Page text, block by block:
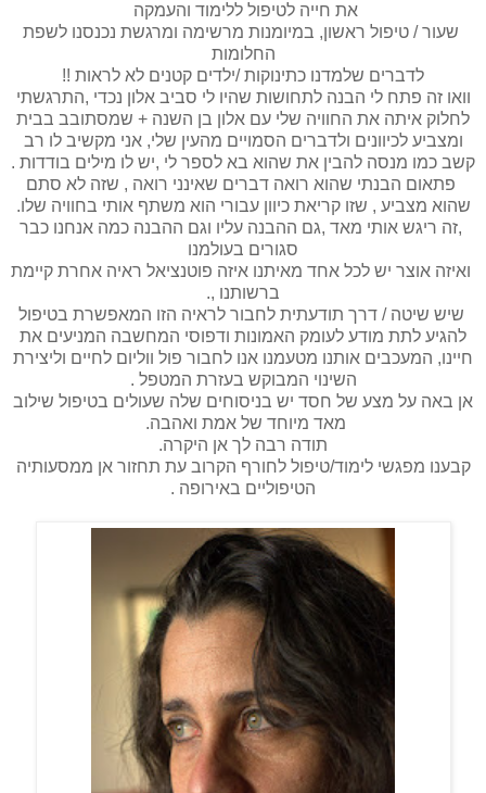
את חייה לטיפול ללימוד והעמקה
שעור / טיפול ראשון, במיומנות מרשימה ומרגשת נכנסנו לשפת
החלומות
לדברים שלמדנו כתינוקות /ילדים קטנים לא לראות !!
וואו זה פתח לי הבנה לתחושות שהיו לי סביב אלון נכדי ,התרגשתי
לחלוק איתה את החוויה שלי עם אלון בן השנה + שמסתובב בבית
ומצביע לכיוונים ולדברים הסמויים מהעין שלי, אני מקשיב לו רב
קשב כמו מנסה להבין את שהוא בא לספר לי ,יש לו מילים בודדות .
פתאום הבנתי שהוא רואה דברים שאינני רואה , שזה לא סתם
שהוא מצביע , שזו קריאת כיוון עבורי הוא משתף אותי בחוויה שלו.
,זה ריגש אותי מאד ,גם ההבנה עליו וגם ההבנה כמה אנחנו כבר
סגורים בעולמנו
ואיזה אוצר יש לכל אחד מאיתנו איזה פוטנציאל ראיה אחרת קיימת
ברשותנו ,.
שיש שיטה / דרך תודעתית לחבור לראיה הזו המאפשרת בטיפול
להגיע לתת מודע לעומק האמונות ודפוסי המחשבה המניעים את
חיינו, המעכבים אותנו מטעמנו אנו לחבור פול ווליום לחיים וליצירת
השינוי המבוקש בעזרת המטפל .
אן באה על מצע של חסד יש בניסוחים שלה שעולים בטיפול שילוב
מאד מיוחד של אמת ואהבה.
תודה רבה לך אן היקרה.
קבענו מפגשי לימוד/טיפול לחורף הקרוב עת תחזור אן ממסעותיה
הטיפוליים באירופה .